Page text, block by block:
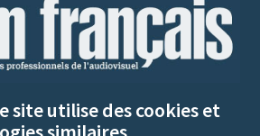
site utilise des cookies et